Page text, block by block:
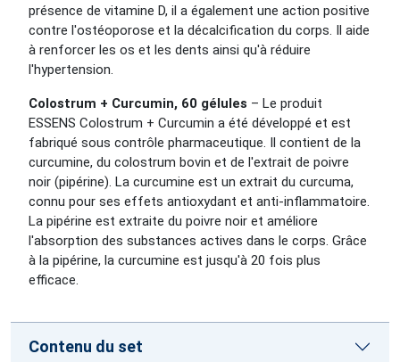
présence de vitamine D, il a également une action positive
contre l'ostéoporose et la décalcification du corps. Il aide
à renforcer les os et les dents ainsi qu'à réduire
l'hypertension.
Colostrum + Curcumin, 60 gélules – Le produit
ESSENS Colostrum + Curcumin a été développé et est
fabriqué sous contrôle pharmaceutique. Il contient de la
curcumine, du colostrum bovin et de l'extrait de poivre
noir (pipérine). La curcumine est un extrait du curcuma,
connu pour ses effets antioxydant et anti-inflammatoire.
La pipérine est extraite du poivre noir et améliore
l'absorption des substances actives dans le corps. Grâce
à la pipérine, la curcumine est jusqu'à 20 fois plus
efficace.
Contenu du set